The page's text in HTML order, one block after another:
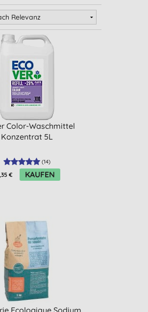
Color-Waschmittel
Konzentrat 5L
(14)
€ KAUFEN
Ecologique Sodium